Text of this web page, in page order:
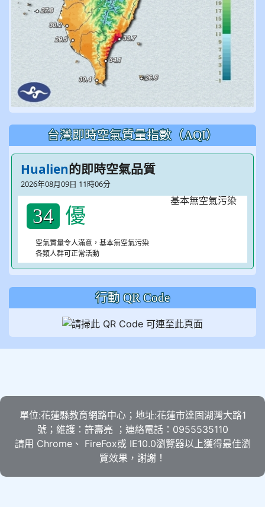
台灣即時空氣質量指數（AQI）
Hualien的即時空氣品質
2026年08月09日 11時06分
34 優
空氣質量令人滿意，基本無空氣污染
各類人群可正常活動
行動 QR Code
單位:花蓮縣教育網路中心；地址:花蓮市達固湖灣大路1
號；維護：許壽亮 ；連絡電話：0955535110
請用 Chrome、 FireFox或 IE10.0瀏覽器以上獲得最佳瀏
覽效果，謝謝！